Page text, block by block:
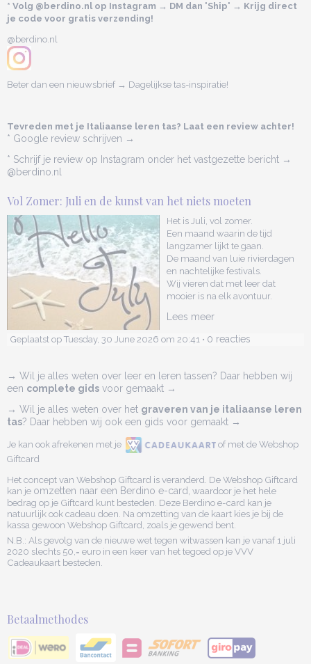
* Volg @berdino.nl op Instagram → DM dan 'Ship' → Krijg direct
je code voor gratis verzending!
@berdino.nl
Beter dan een nieuwsbrief → Dagelijkse tas-inspiratie!
Tevreden met je Italiaanse leren tas? Laat een review achter!
* Google review schrijven →
* Schrijf je review op Instagram onder het vastgezette bericht →
@berdino.nl
Vol Zomer: Juli en de kunst van het niets moeten
Het is Juli, vol zomer.
Een maand waarin de tijd
langzamer lijkt te gaan.
De maand van luie rivierdagen
en nachtelijke festivals.
Wij vieren dat met leer dat
mooier is na elk avontuur.
Lees meer
Geplaatst op Tuesday, 30 June 2026 om 20:41 • 0 reacties
→ Wil je alles weten over leer en leren tassen? Daar hebben wij
een complete gids voor gemaakt →
→ Wil je alles weten over het graveren van je italiaanse leren
tas? Daar hebben wij ook een gids voor gemaakt →
Je kan ook afrekenen met je
of met de Webshop
Giftcard
Het concept van Webshop Giftcard is veranderd. De Webshop Giftcard
kan je omzetten naar een Berdino e-card, waardoor je het hele
bedrag op je Giftcard kunt besteden. Deze Berdino e-card kan je
natuurlijk ook cadeau doen. Na omzetting van de kaart kies je bij de
kassa gewoon Webshop Giftcard, zoals je gewend bent.
N.B.: Als gevolg van de nieuwe wet tegen witwassen kan je vanaf 1 juli
2020 slechts 50,= euro in een keer van het tegoed op je VVV
Cadeaukaart besteden.
Betaalmethodes